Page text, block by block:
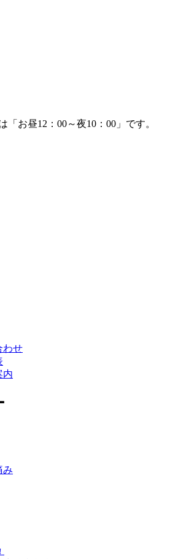
「お昼12：00～夜10：00」です。
わせ
内
み